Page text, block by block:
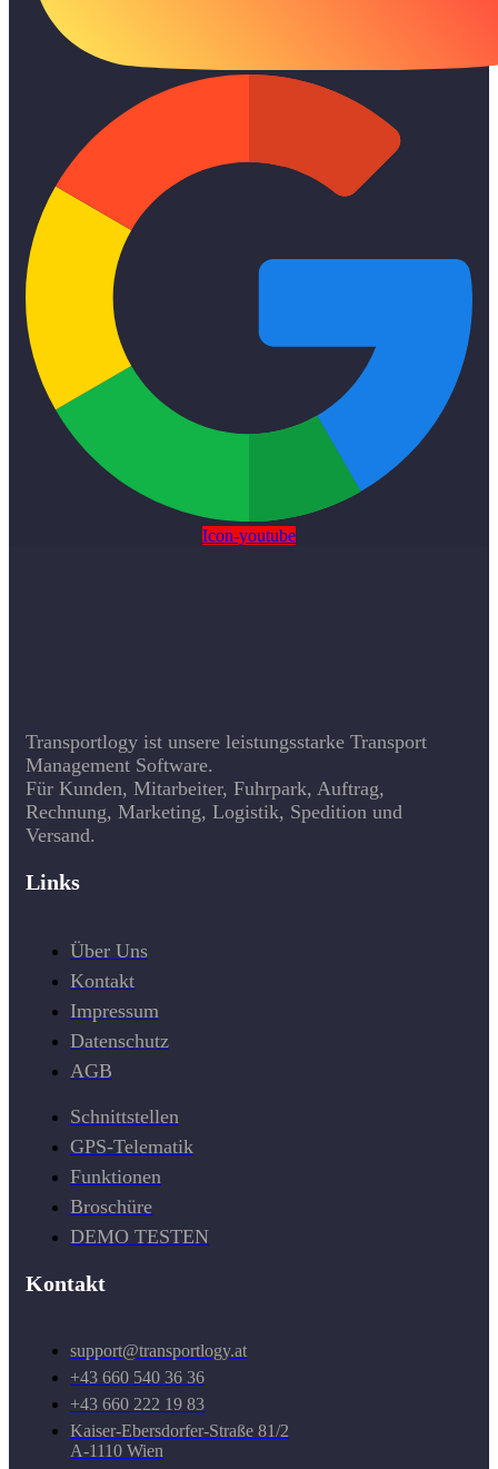
Icon-youtube
Transportlogy ist unsere leistungsstarke Transport
Management Software.
Für Kunden, Mitarbeiter, Fuhrpark, Auftrag,
Rechnung, Marketing, Logistik, Spedition und
Versand.
Links
Über Uns
Kontakt
Impressum
Datenschutz
AGB
Schnittstellen
GPS-Telematik
Funktionen
Broschüre
DEMO TESTEN
Kontakt
support@transportlogy.at
+43 660 540 36 36
+43 660 222 19 83
Kaiser-Ebersdorfer-Straße 81/2
A-1110 Wien